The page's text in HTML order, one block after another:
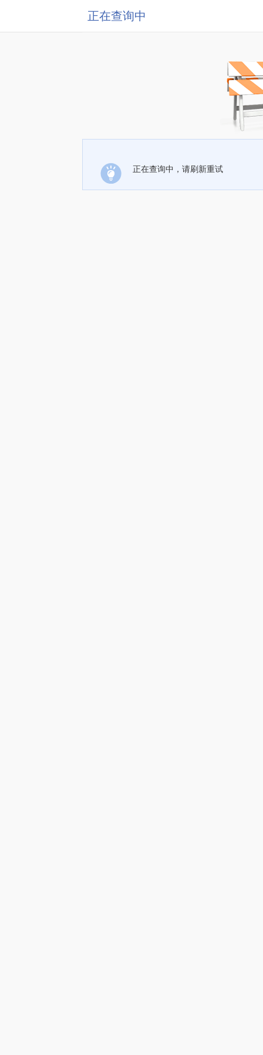
正在查询中
正在查询中，请刷新重试